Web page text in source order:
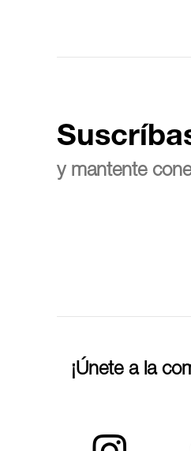
y mantente
¡Únete a la